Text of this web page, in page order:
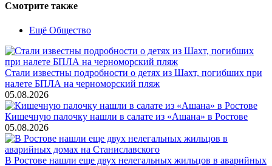
Смотрите также
Ещё Общество
Стали известны подробности о детях из Шахт, погибших при
налете БПЛА на черноморский пляж
05.08.2026
Кишечную палочку нашли в салате из «Ашана» в Ростове
05.08.2026
В Ростове нашли еще двух нелегальных жильцов в аварийных